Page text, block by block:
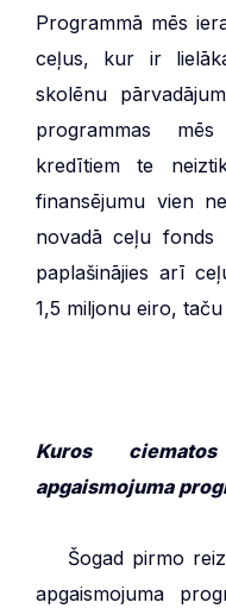
Programmā mēs
ceļus, kur ir
skolēnu
programmas
kredītiem te
finansējumu vien
novadā ceļu fonds
paplašinājies arī
1,5 miljonu eiro,
Kuros
apgaismojuma
Šogad pirmo
apgaismojuma